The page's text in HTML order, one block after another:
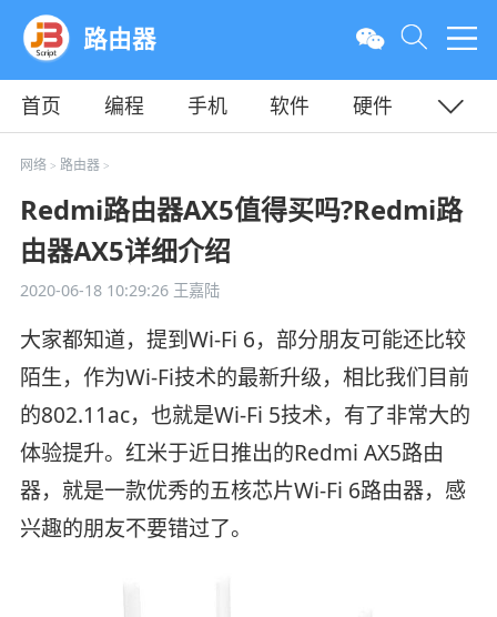
路由器
首页 编程 手机 软件
硬件
教程
平面
网络> 路由器>
Redmi路由器AX5值得买吗?Redmi路
由器AX5详细介绍
2020-06-18 10:29:26王嘉陆
大家都知道，提到Wi-Fi 6，部分朋友可能还比较
陌生，作为Wi-Fi技术的最新升级，相比我们目前
的802.11ac，也就是Wi-Fi 5技术，有了非常大的
体验提升。红米于近日推出的Redmi AX5路由
器，就是一款优秀的五核芯片Wi-Fi 6路由器，感
兴趣的朋友不要错过了。